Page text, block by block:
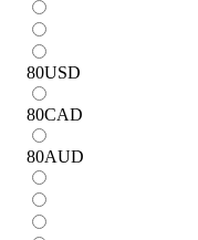
80USD
80CAD
80AUD